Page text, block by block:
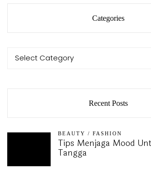
Categories
Categories
Select Category
Categories
Recent Posts
BEAUTY / FASHION
Tips Menjaga Mood
Tangga